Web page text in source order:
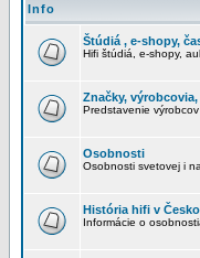
Info
Štúdiá , e-shopy,
Hifi štúdiá, e-shopy,
Značky,
Predstavenie
Osobnosti
Osobnosti svetovej i
História hifi v
Informácie o